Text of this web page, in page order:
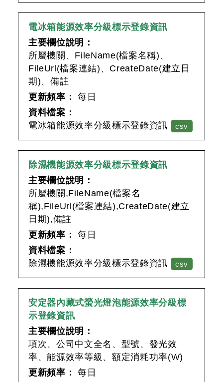
電冰箱能源效率分級標示登錄資訊
主要欄位說明：
所屬機關、FileName(檔案名稱)、
FileUrl(檔案連結)、CreateDate(建立日
期)、備註
更新頻率：
每日
資料檔案：
電冰箱能源效率分級標示登錄資訊
csv
除濕機能源效率分級標示登錄資訊
主要欄位說明：
所屬機關,FileName(檔案名
稱),FileUrl(檔案連結),CreateDate(建立
日期),備註
更新頻率：
每日
資料檔案：
除濕機能源效率分級標示登錄資訊
csv
安定器內藏式螢光燈泡能源效率分級標
示登錄資訊
主要欄位說明：
項次、公司中文全名、型號、發光效
率、能源效率等級、額定消耗功率(W)
更新頻率：
每日